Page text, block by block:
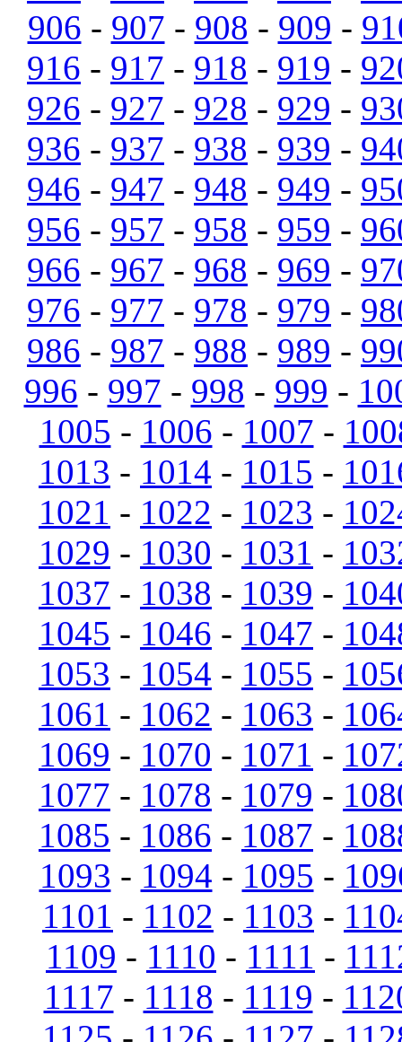
906 - 907 - 908 - 909 -
916 - 917 - 918 - 919 -
926 - 927 - 928 - 929 -
936 - 937 - 938 - 939 -
946 - 947 - 948 - 949 -
956 - 957 - 958 - 959 -
966 - 967 - 968 - 969 -
976 - 977 - 978 - 979 -
986 - 987 - 988 - 989 -
996 - 997 - 998 - 999 -
1005 - 1006 - 1007 -
1013 - 1014 - 1015 -
1021 - 1022 - 1023 -
1029 - 1030 - 1031 -
1037 - 1038 - 1039 -
1045 - 1046 - 1047 -
1053 - 1054 - 1055 -
1061 - 1062 - 1063 -
1069 - 1070 - 1071 -
1077 - 1078 - 1079 -
1085 - 1086 - 1087 -
1093 - 1094 - 1095 -
1101 - 1102 - 1103 -
1109 - 1110 - 1111 -
1117 - 1118 - 1119 -